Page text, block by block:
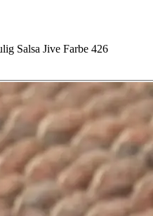
Salsa Jive Farbe 426